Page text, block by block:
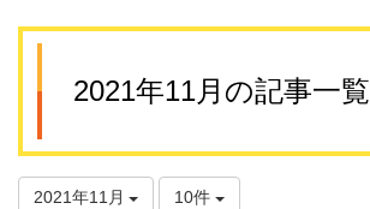
2021年11月の記事一覧
2021年11月 10件